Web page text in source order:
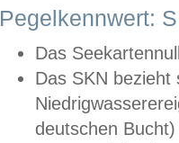
Pegelkennwert:
Das
Das SKN
deutschen